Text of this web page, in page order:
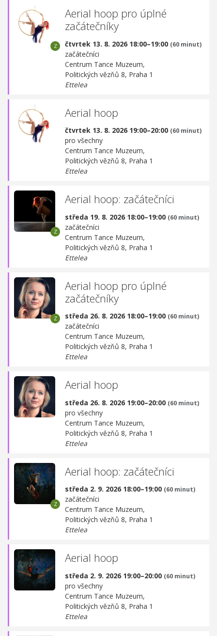
Aerial hoop pro úplné
začátečníky
čtvrtek 13. 8. 2026 18:00–19:00 (60 minut)
začátečníci
Centrum Tance Muzeum,
Politických vězňů 8, Praha 1
Ettelea
Aerial hoop
čtvrtek 13. 8. 2026 19:00–20:00 (60 minut)
pro všechny
Centrum Tance Muzeum,
Politických vězňů 8, Praha 1
Ettelea
Aerial hoop: začátečníci
středa 19. 8. 2026 18:00–19:00 (60 minut)
začátečníci
Centrum Tance Muzeum,
Politických vězňů 8, Praha 1
Ettelea
Aerial hoop pro úplné
začátečníky
středa 26. 8. 2026 18:00–19:00 (60 minut)
začátečníci
Centrum Tance Muzeum,
Politických vězňů 8, Praha 1
Ettelea
Aerial hoop
středa 26. 8. 2026 19:00–20:00 (60 minut)
pro všechny
Centrum Tance Muzeum,
Politických vězňů 8, Praha 1
Ettelea
Aerial hoop: začátečníci
středa 2. 9. 2026 18:00–19:00 (60 minut)
začátečníci
Centrum Tance Muzeum,
Politických vězňů 8, Praha 1
Ettelea
Aerial hoop
středa 2. 9. 2026 19:00–20:00 (60 minut)
pro všechny
Centrum Tance Muzeum,
Politických vězňů 8, Praha 1
Ettelea